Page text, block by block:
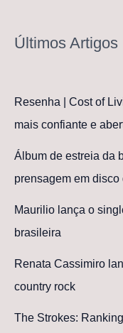
Últimos Artigos
Resenha | Cost of
mais confiante e
Álbum de estreia da
prensagem em disco
Maurilio lança o
brasileira
Renata Cassimiro
country rock
The Strokes: